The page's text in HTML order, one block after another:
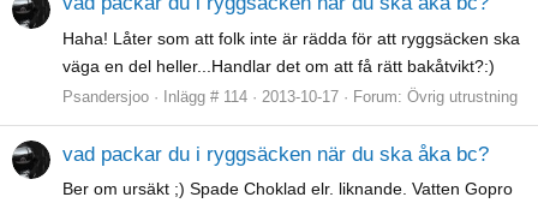
Haha! Låter som att folk inte är rädda för att ryggsäcken ska
väga en del heller...Handlar det om att få rätt bakåtvikt?:)
Psandersjoo Inlägg # 114 2013-10-17 Forum: Övrig utrustning
vad packar du i ryggsäcken när du ska åka bc?
Ber om ursäkt ;) Spade Choklad elr. liknande. Vatten Gopro